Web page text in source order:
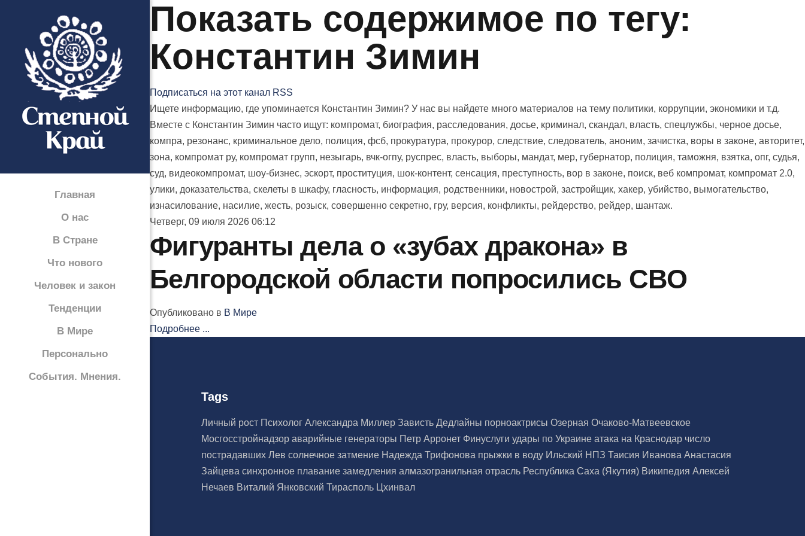
Главная
О нас
В Стране
Что нового
Человек и закон
Тенденции
В Мире
Персонально
События. Мнения.
Показать содержимое по тегу:
Константин Зимин
Подписаться на этот канал RSS
Ищете информацию, где упоминается Константин Зимин? У нас вы найдете много материалов на тему политики, коррупции, экономики и т.д.
Вместе с Константин Зимин часто ищут: компромат, биография, расследования, досье, криминал, скандал, власть, спецлужбы, черное досье,
компра, резонанс, криминальное дело, полиция, фсб, прокуратура, прокурор, следствие, следователь, аноним, зачистка, воры в законе, авторитет,
зона, компромат ру, компромат групп, незыгарь, вчк-огпу, руспрес, власть, выборы, мандат, мер, губернатор, полиция, таможня, взятка, опг, судья,
суд, видеокомпромат, шоу-бизнес, эскорт, проституция, шок-контент, сенсация, преступность, вор в законе, поиск, веб компромат, компромат 2.0,
улики, доказательства, скелеты в шкафу, гласность, информация, родственники, новострой, застройщик, хакер, убийство, вымогательство,
изнасилование, насилие, жесть, розыск, совершенно секретно, гру, версия, конфликты, рейдерство, рейдер, шантаж.
Четверг, 09 июля 2026 06:12
Фигуранты дела о «зубах дракона» в
Белгородской области попросились СВО
Опубликовано в В Мире
Подробнее ...
Tags
Личный рост Психолог Александра МиллерЗавистьДедлайны порноактрисыОзернаяОчаково-Матвеевское
Мосгосстройнадзораварийные генераторы Петр Арронет Финуслугиудары по Украинеатака на Краснодар число
пострадавшихЛевсолнечное затмение Надежда Трифонова прыжки в воду Ильский НПЗТаисия ИвановаАнастасия
Зайцевасинхронное плаваниезамедленияалмазогранильная отрасль Республика Саха (Якутия) ВикипедияАлексей
Нечаев Виталий ЯнковскийТирасполь Цхинвал